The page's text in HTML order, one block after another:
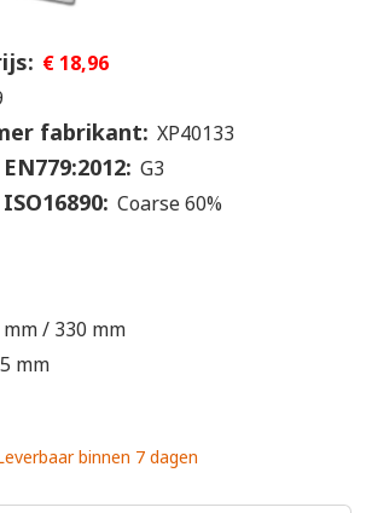
€ 18,96
fabrikant XP40133
G3
Coarse 60%
mm 330 mm
mm
binnen 7 dagen